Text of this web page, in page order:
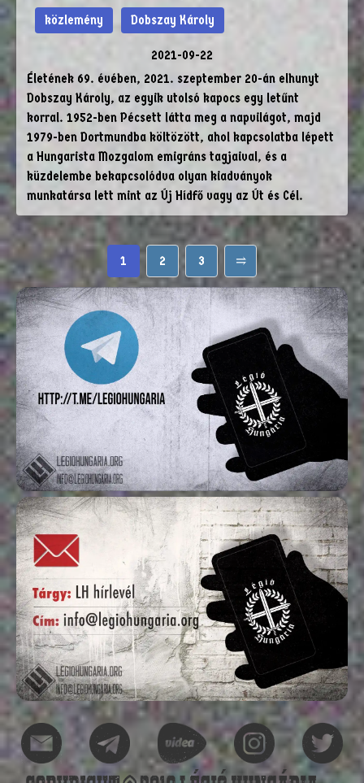
közlemény Dobszay Károly
2021-09-22
Életének 69. évében, 2021. szeptember 20-án elhunyt
Dobszay Károly, az egyik utolsó kapocs egy letűnt
korral. 1952-ben Pécsett látta meg a napvilágot, majd
1979-ben Dortmundba költözött, ahol kapcsolatba lépett
a Hungarista Mozgalom emigráns tagjaival, és a
küzdelembe bekapcsolódva olyan kiadványok
munkatársa lett mint az Új Hídfő vagy az Út és Cél.
1 2 3 ⥤